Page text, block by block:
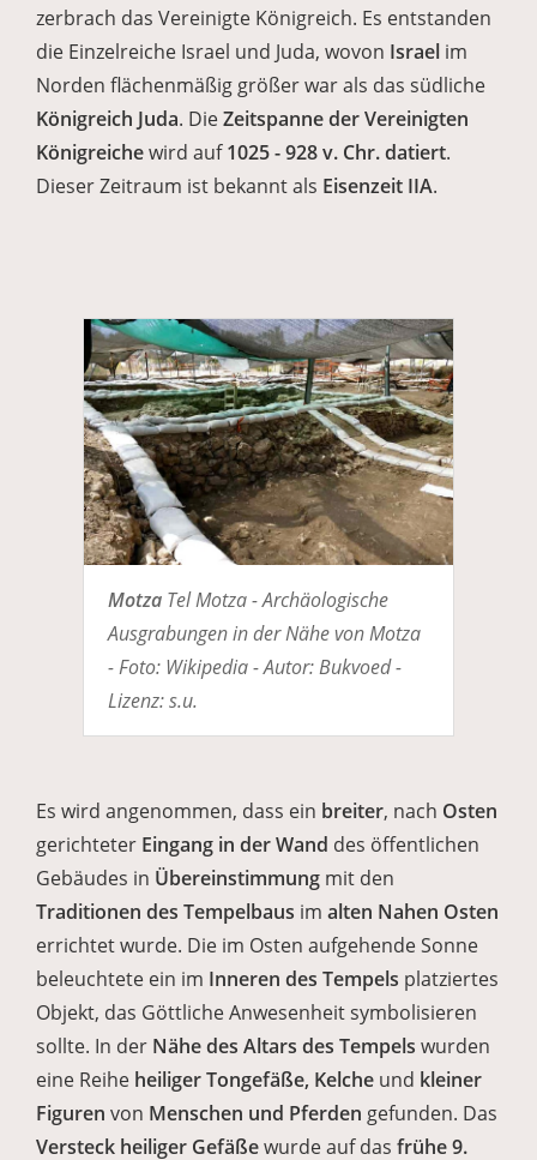
zerbrach das Vereinigte Königreich. Es entstanden
die Einzelreiche Israel und Juda, wovon Israel im
Norden flächenmäßig größer war als das südliche
Königreich Juda. DieZeitspanne der Vereinigten
Königreichewird auf1025 - 928 v. Chr. datiert.
Dieser Zeitraum ist bekannt als Eisenzeit IIA.
MotzaTel Motza - Archäologische
Ausgrabungen in der Nähe von Motza
- Foto: Wikipedia - Autor: Bukvoed -
Lizenz: s.u.
Es wird angenommen, dass ein breiter, nach Osten
gerichteter Eingang in der Wand des öffentlichen
Gebäudes in Übereinstimmung mit den
Traditionen des Tempelbaus im alten Nahen Osten
errichtet wurde. Die im Osten aufgehende Sonne
beleuchtete ein im Inneren des Tempels platziertes
Objekt, das Göttliche Anwesenheit symbolisieren
sollte. In der Nähe des Altars des Tempels wurden
eine Reihe heiliger Tongefäße, Kelche und kleiner
Figuren von Menschen und Pferden gefunden. Das
Versteck heiliger Gefäßewurde auf das frühe 9.